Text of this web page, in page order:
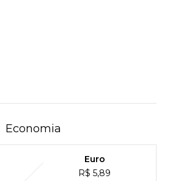
Economia
Euro
R$ 5,89